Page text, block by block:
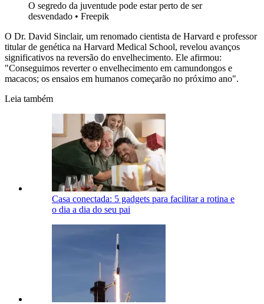
O segredo da juventude pode estar perto de ser
desvendado • Freepik
O Dr. David Sinclair, um renomado cientista de Harvard e professor
titular de genética na Harvard Medical School, revelou avanços
significativos na reversão do envelhecimento. Ele afirmou:
"Conseguimos reverter o envelhecimento em camundongos e
macacos; os ensaios em humanos começarão no próximo ano".
Leia também
Casa conectada: 5 gadgets para facilitar a rotina e
o dia a dia do seu pai